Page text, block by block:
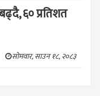
६० प्रतिशत
सोमवार, साउन १८, २०८३